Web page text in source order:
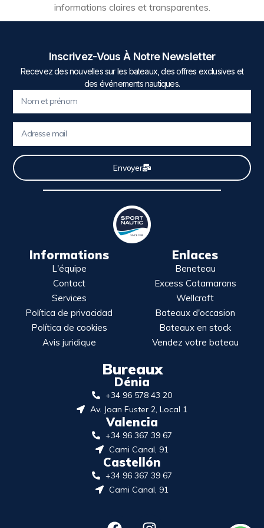
informations claires et transparentes.
Inscrivez-Vous À Notre Newsletter
Recevez des nouvelles sur les bateaux, des offres exclusives et
des événements nautiques.
Envoyer
Informations
L'équipe
Contact
Services
Política de privacidad
Política de cookies
Avis juridique
Enlaces
Beneteau
Excess Catamarans
Wellcraft
Bateaux d'occasion
Bateaux en stock
Vendez votre bateau
Bureaux
Dénia
+34 96 578 43 20
Av. Joan Fuster 2, Local 1
Valencia
+34 96 367 39 67
Cami Canal, 91
Castellón
+34 96 367 39 67
Cami Canal, 91